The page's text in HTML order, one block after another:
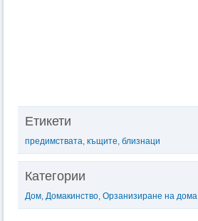
Етикети
предимствата, къщите, близнаци
Категории
Дом, Домакинство, Орзанизиране на дома